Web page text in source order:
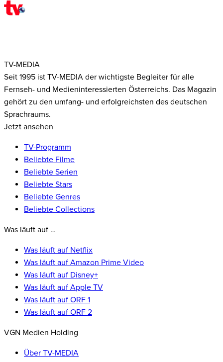
TV-MEDIA
Seit 1995 ist TV-MEDIA der wichtigste Begleiter für alle
Fernseh- und Medieninteressierten Österreichs. Das Magazin
gehört zu den umfang- und erfolgreichsten des deutschen
Sprachraums.
Jetzt ansehen
TV-Programm
Beliebte Filme
Beliebte Serien
Beliebte Stars
Beliebte Genres
Beliebte Collections
Was läuft auf …
Was läuft auf Netflix
Was läuft auf Amazon Prime Video
Was läuft auf Disney+
Was läuft auf Apple TV
Was läuft auf ORF 1
Was läuft auf ORF 2
VGN Medien Holding
Über TV-MEDIA